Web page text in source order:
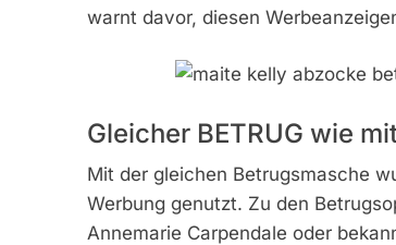
warnt davor, diesen
Gleicher BETRUG wie
Mit der gleichen Betrugsmasche
Werbung genutzt. Zu den
Annemarie Carpendale oder